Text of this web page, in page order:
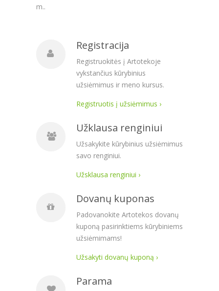
m..
Registracija
Registruokitės į Artotekoje
vykstančius kūrybinius
užsiėmimus ir meno kursus.
Registruotis į užsiėmimus ›
Užklausa renginiui
Užsakykite kūrybinius užsiėmimus
savo renginiui.
Užsklausa renginiui ›
Dovanų kuponas
Padovanokite Artotekos dovanų
kuponą pasirinktiems kūrybiniems
užsiėmimams!
Užsakyti dovanų kuponą ›
Parama